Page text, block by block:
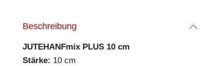
Beschreibung
JUTEHANFmix PLUS 10 cm
Stärke: 10 cm